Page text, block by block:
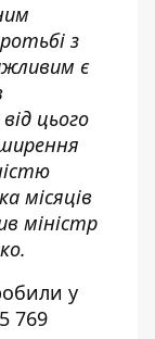
з
є
цього
місяців
міністр
у
769